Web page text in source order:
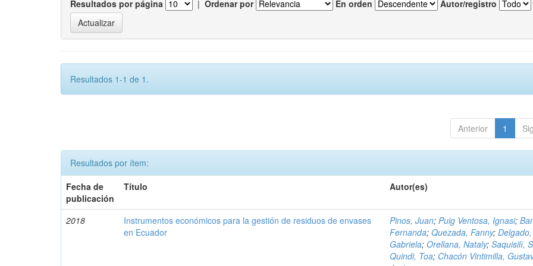
Resultados por página | Ordenar por En orden Autor/registro
Resultados 1-1 de 1.
Anterior 1
Resultados por ítem:
Fecha de
publicación
Título Autor(es)
2018
Instrumentos económicos para la gestión de residuos de envases
en Ecuador
Pinos, Juan;Puig Ventosa, Ignasi;
Fernanda;Quezada, Fanny;Delgado,
Gabriela;Orellana, Nataly;Saquisilí,
Quindi, Toa; Chacón Vintimilla,